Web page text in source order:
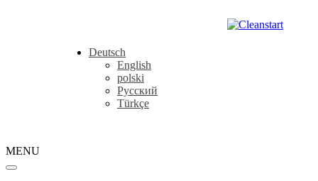
Deutsch
English
polski
Русский
Türkçe
MENU